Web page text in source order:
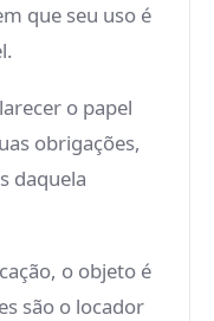
que seu uso é
o papel
obrigações,
daquela
o objeto é
são o locador